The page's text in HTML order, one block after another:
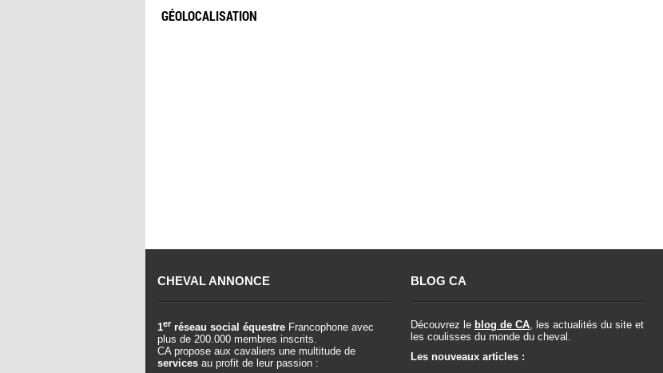
GÉOLOCALISATION
CHEVAL ANNONCE
1er réseau social équestre Francophone avec
plus de 200.000 membres inscrits.
CA propose aux cavaliers une multitude de
services au profit de leur passion :
BLOG CA
Découvrez le blog de CA , les actualités du site et
les coulisses du monde du cheval.
Les nouveaux articles :